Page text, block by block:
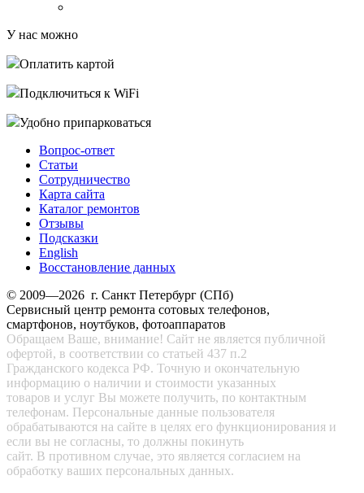
У нас можно
Оплатить картой
Подключиться к WiFi
Удобно припарковаться
Вопрос-ответ
Статьи
Сотрудничество
Карта сайта
Каталог ремонтов
Отзывы
Подсказки
English
Восстановление данных
© 2009—2026 г. Санкт Петербург (СПб)
Сервисный центр ремонта сотовых телефонов,
смартфонов, ноутбуков, фотоаппаратов
Обращаем Ваше, внимание! Сайт не является публичной
офертой, в соответствии со статьей 437 п.2
Гражданского кодекса РФ. Точную и окончательную
информацию о наличии и стоимости указанных
товаров и услуг Вы можете получить, по контактным
телефонам. Персональные данные пользователя
обрабатываются на сайте в целях его функционирования и
если вы не согласны, то должны покинуть
сайт. В противном случае, это является согласием на
обработку ваших персональных данных.